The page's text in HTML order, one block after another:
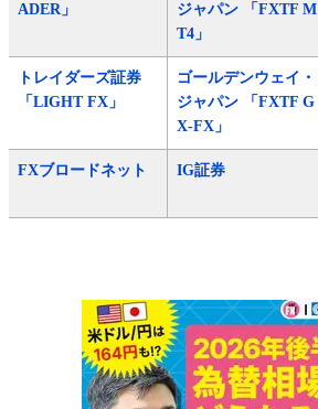
ADER」
ジャパン 「FXTF M
T4」
トレイダーズ証券
「LIGHT FX」
ゴールデンウェイ・
ジャパン 「FXTF G
X-FX」
FXブロードネット IG証券